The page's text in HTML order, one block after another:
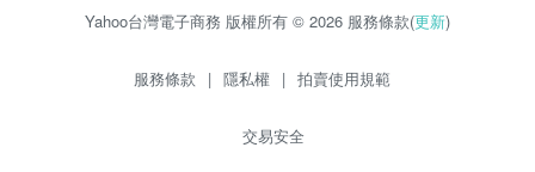
Yahoo台灣電子商務 版權所有 © 2026 服務條款(更新)
服務條款 | 隱私權 | 拍賣使用規範
交易安全